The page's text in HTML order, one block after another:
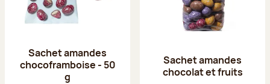
Sachet amandes
chocoframboise - 50
g
Sachet amandes
chocolat et fruits